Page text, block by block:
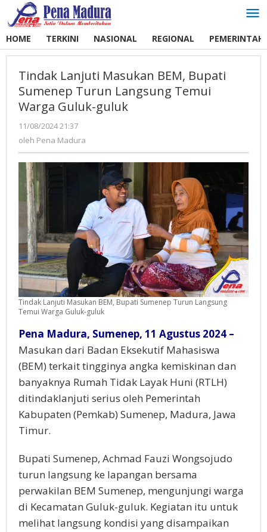
Lewati
ke
HOME TERKINI NASIONAL REGIONAL
Tindak Lanjuti Masukan BEM, Bupati
Sumenep Turun Langsung Temui
Warga Guluk-guluk
11/08/2024 21:37
Pena
oleh Pena Madura
Tindak Lanjuti Masukan BEM, Bupati Sumenep Turun Langsung
Temui Warga Guluk-guluk
Pena Madura, Sumenep, 11 Agustus 2024 –
Masukan dari Badan Eksekutif Mahasiswa
(BEM) terkait tingginya angka kemiskinan dan
banyaknya Rumah Tidak Layak Huni (RTLH)
ditindaklanjuti serius oleh Pemerintah
Kabupaten (Pemkab) Sumenep, Madura, Jawa
Timur.
Bupati Sumenep, Achmad Fauzi Wongsojudo
turun langsung ke lapangan bersama
perwakilan BEM Sumenep, mengunjungi warga
di Kecamatan Guluk-guluk. Kegiatan itu untuk
melihat langsung kondisi yang disampaikan